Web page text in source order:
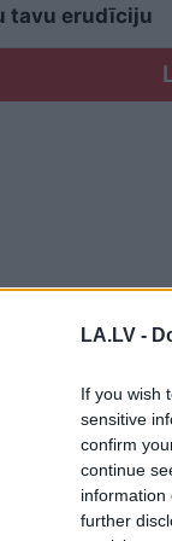
LA.LV -
If you wish
sensitive
confirm
continue
information
further
tavu erudīciju